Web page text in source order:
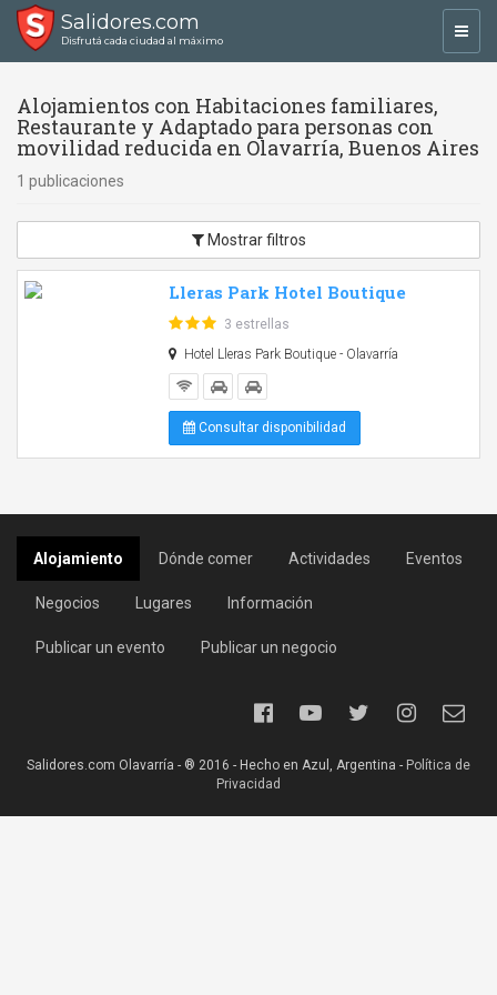
Salidores.com
Disfrutá cada ciudad al máximo
Alojamientos con Habitaciones familiares,
Restaurante y Adaptado para personas con
movilidad reducida en Olavarría, Buenos Aires
1 publicaciones
Mostrar filtros
Lleras Park Hotel Boutique
3 estrellas
Hotel Lleras Park Boutique - Olavarría
Consultar disponibilidad
Alojamiento Dónde comer Actividades Eventos
Negocios Lugares Información
Publicar un evento Publicar un negocio
Salidores.com Olavarría - ® 2016 - Hecho en Azul, Argentina - Política de
Privacidad